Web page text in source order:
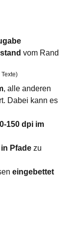
vom Rand
, alle anderen
Dabei kann es
150 dpi im
in Pfade zu
eingebettet